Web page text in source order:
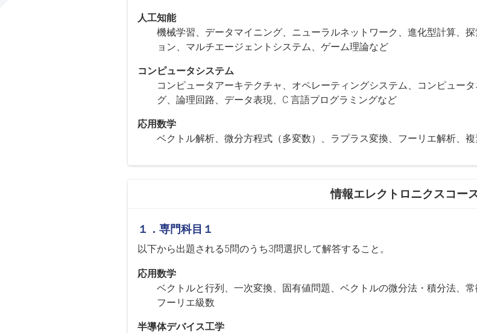
人工知能
機械学習、データマイニング、ニューラルネットワーク、進化型計算、
ョン、マルチエージェントシステム、ゲーム理論など
コンピュータシステム
コンピュータアーキテクチャ、オペレーティングシステム、コンピュー
グ、論理回路、データ表現、C 言語プログラミングなど
応用数学
ベクトル解析、微分方程式（多変数）、ラプラス変換、フーリエ解析、
情報エレクトロニクスコー
１．専門科目１
以下から出題される5問のうち3問選択して解答すること。
応用数学
ベクトルと行列、一次変換、固有値問題、ベクトルの微分法・積分法、
フーリエ級数
半導体デバイス工学